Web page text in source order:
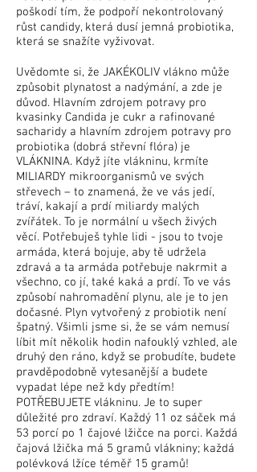
poškodí tím, že podpoří nekontrolovaný
růst candidy, která dusí jemná probiotika,
která se snažíte vyživovat.
Uvědomte si, že JAKÉKOLIV vlákno může
způsobit plynatost a nadýmání, a zde je
důvod. Hlavním zdrojem potravy pro
kvasinky Candida je cukr a rafinované
sacharidy a hlavním zdrojem potravy pro
probiotika (dobrá střevní flóra) je
VLÁKNINA. Když jíte vlákninu, krmíte
MILIARDY mikroorganismů ve svých
střevech – to znamená, že ve vás jedí,
tráví, kakají a prdí miliardy malých
zvířátek. To je normální u všech živých
věcí. Potřebuješ tyhle lidi - jsou to tvoje
armáda, která bojuje, aby tě udržela
zdravá a ta armáda potřebuje nakrmit a
všechno, co jí, také kaká a prdí. To ve vás
způsobí nahromadění plynu, ale je to jen
dočasné. Plyn vytvořený z probiotik není
špatný. Všimli jsme si, že se vám nemusí
líbit mít několik hodin nafouklý vzhled, ale
druhý den ráno, když se probudíte, budete
pravděpodobně vytesanější a budete
vypadat lépe než kdy předtím!
POTŘEBUJETE vlákninu. Je to super
důležité pro zdraví. Každý 11 oz sáček má
53 porcí po 1 čajové lžičce na porci. Každá
čajová lžička má 5 gramů vlákniny; každá
polévková lžíce téměř 15 gramů!